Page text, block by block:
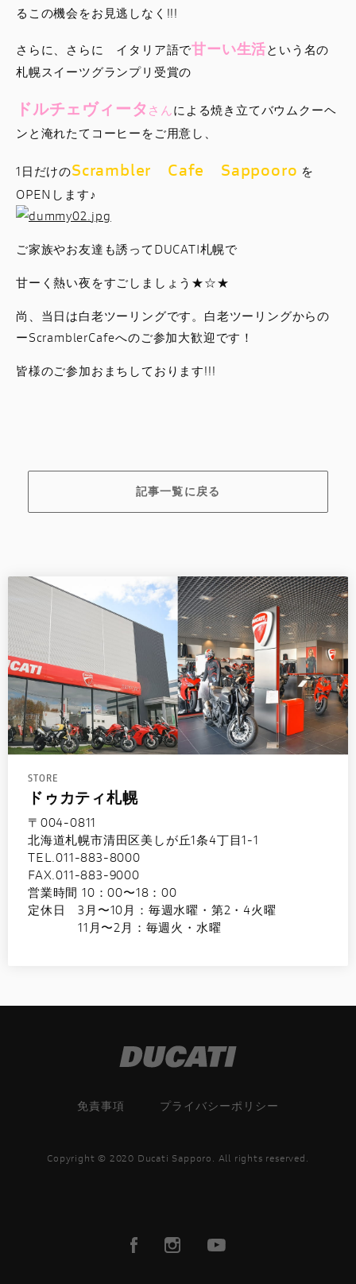
るこの機会をお見逃しなく!!!
さらに、さらに イタリア語で甘ーい生活という名の
札幌スイーツグランプリ受賞の
ドルチェヴィータ さんによる焼き立てバウムクーヘ
ンと淹れたてコーヒーをご用意し、
1日だけのScrambler Cafe Sappooro を
OPENします♪
ご家族やお友達も誘ってDUCATI札幌で
甘ーく熱い夜をすごしましょう★☆★
尚、当日は白老ツーリングです。白老ツーリングからの
ーScramblerCafeへのご参加大歓迎です！
皆様のご参加おまちしております!!!
記事一覧に戻る
STORE
ドゥカティ札幌
〒004-0811
北海道札幌市清田区美しが丘1条4丁目1-1
TEL.011-883-8000
FAX.011-883-9000
営業時間 10：00〜18：00
定休日 3月〜10月：毎週水曜・第2・4火曜
11月〜2月：毎週火・水曜
免責事項 プライバシーポリシー
Copyright © 2020 Ducati Sapporo. All rights reserved.